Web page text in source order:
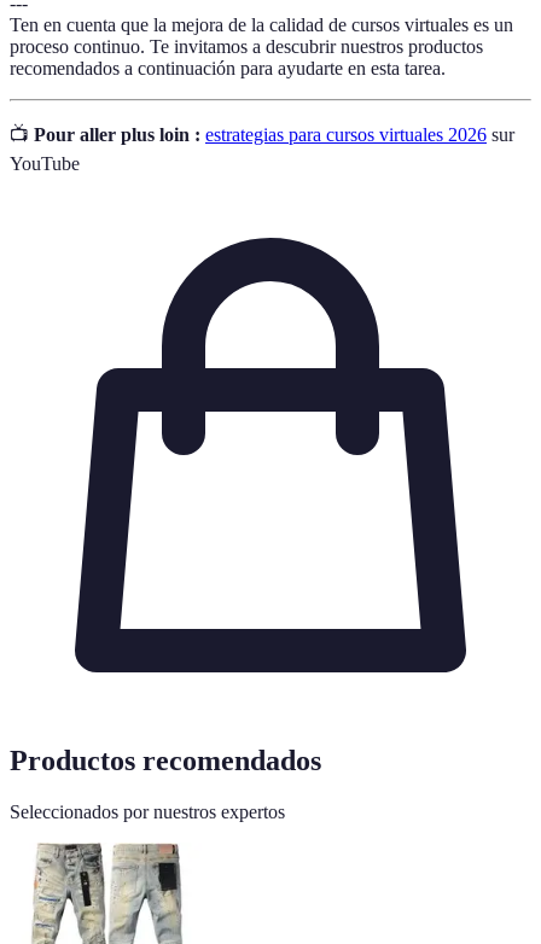
Ten en cuenta que la mejora de la calidad de cursos virtuales es un
proceso continuo. Te invitamos a descubrir nuestros productos
recomendados a continuación para ayudarte en esta tarea.
📺 Pour aller plus loin : estrategias para cursos virtuales 2026 sur
YouTube
Productos recomendados
Seleccionados por nuestros expertos